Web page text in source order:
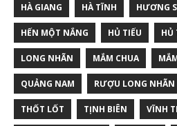
HÀ GIANG HÀ TĨNH HƯƠNG
HẾN MỘT NẮNG HỦ TIẾU HỦ
LONG NHÃN MẮM CHUA
QUẢNG NAM RƯỢU LONG NHÃN
THỐT LỐT TỊNH BIÊN VĨNH